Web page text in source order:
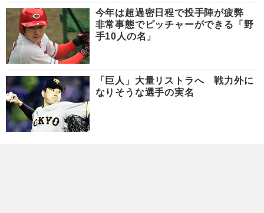
今年は超過密日程で投手陣が疲弊
非常事態でピッチャーができる「野
手10人の名」
「巨人」大量リストラへ 戦力外に
なりそうな選手の実名